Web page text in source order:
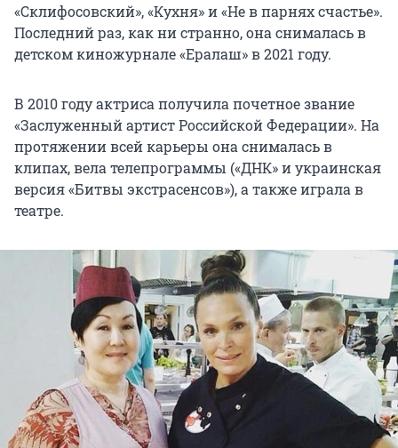
«Склифосовский», «Кухня» и «Не в парнях счастье».
Последний раз, как ни странно, она снималась в
детском киножурнале «Ералаш» в 2021 году.
В 2010 году актриса получила почетное звание
«Заслуженный артист Российской Федерации». На
протяжении всей карьеры она снималась в
клипах, вела телепрограммы («ДНК» и украинская
версия «Битвы экстрасенсов»), а также играла в
театре.